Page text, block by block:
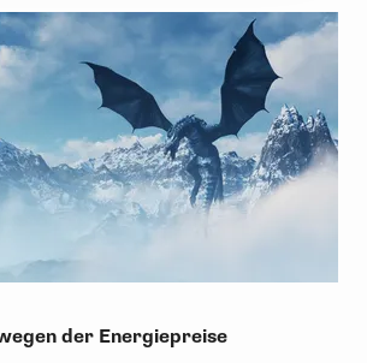
der Energiepreise